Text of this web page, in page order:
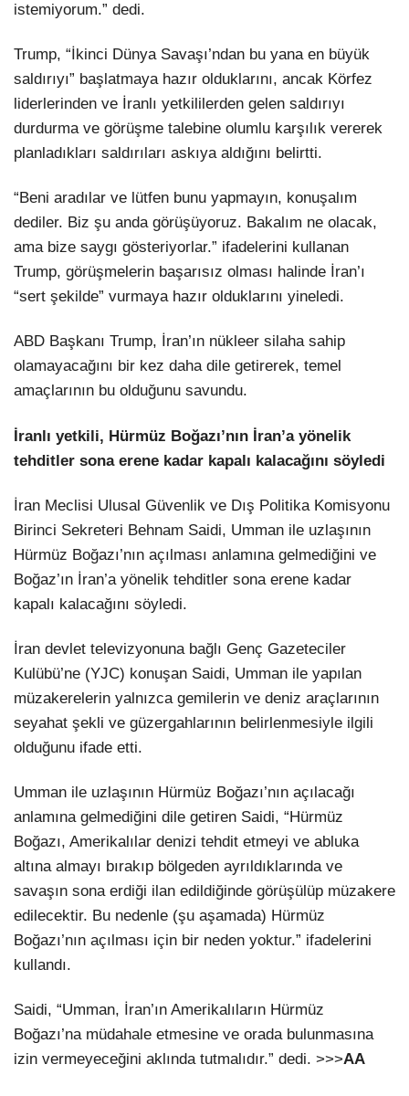
istemiyorum.” dedi.
Trump, “İkinci Dünya Savaşı’ndan bu yana en büyük
saldırıyı” başlatmaya hazır olduklarını, ancak Körfez
liderlerinden ve İranlı yetkililerden gelen saldırıyı
durdurma ve görüşme talebine olumlu karşılık vererek
planladıkları saldırıları askıya aldığını belirtti.
“Beni aradılar ve lütfen bunu yapmayın, konuşalım
dediler. Biz şu anda görüşüyoruz. Bakalım ne olacak,
ama bize saygı gösteriyorlar.” ifadelerini kullanan
Trump, görüşmelerin başarısız olması halinde İran’ı
“sert şekilde” vurmaya hazır olduklarını yineledi.
ABD Başkanı Trump, İran’ın nükleer silaha sahip
olamayacağını bir kez daha dile getirerek, temel
amaçlarının bu olduğunu savundu.
İranlı yetkili, Hürmüz Boğazı’nın İran’a yönelik
tehditler sona erene kadar kapalı kalacağını söyledi
İran Meclisi Ulusal Güvenlik ve Dış Politika Komisyonu
Birinci Sekreteri Behnam Saidi, Umman ile uzlaşının
Hürmüz Boğazı’nın açılması anlamına gelmediğini ve
Boğaz’ın İran’a yönelik tehditler sona erene kadar
kapalı kalacağını söyledi.
İran devlet televizyonuna bağlı Genç Gazeteciler
Kulübü’ne (YJC) konuşan Saidi, Umman ile yapılan
müzakerelerin yalnızca gemilerin ve deniz araçlarının
seyahat şekli ve güzergahlarının belirlenmesiyle ilgili
olduğunu ifade etti.
Umman ile uzlaşının Hürmüz Boğazı’nın açılacağı
anlamına gelmediğini dile getiren Saidi, “Hürmüz
Boğazı, Amerikalılar denizi tehdit etmeyi ve abluka
altına almayı bırakıp bölgeden ayrıldıklarında ve
savaşın sona erdiği ilan edildiğinde görüşülüp müzakere
edilecektir. Bu nedenle (şu aşamada) Hürmüz
Boğazı’nın açılması için bir neden yoktur.” ifadelerini
kullandı.
Saidi, “Umman, İran’ın Amerikalıların Hürmüz
Boğazı’na müdahale etmesine ve orada bulunmasına
izin vermeyeceğini aklında tutmalıdır.” dedi. >>>AA